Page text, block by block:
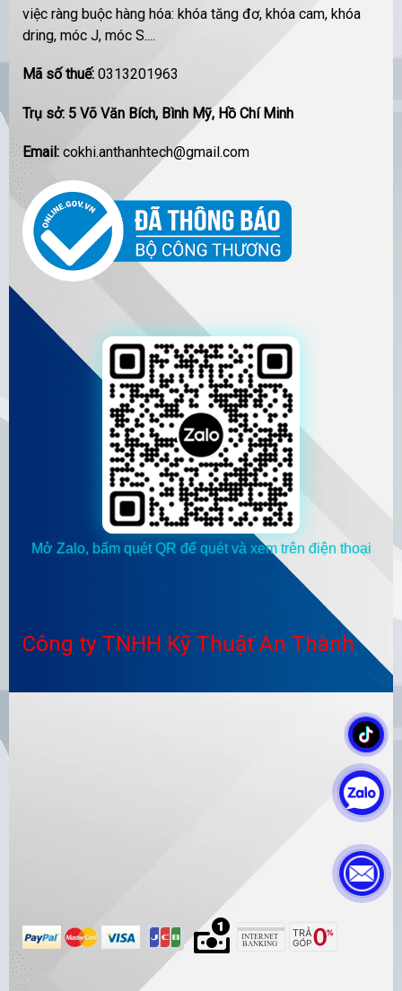
việc ràng buộc hàng hóa: khóa tăng đơ, khóa cam, khóa
dring, móc J, móc S....
Mã số thuế: 0313201963
Trụ sở: 5 Võ Văn Bích, Bình Mỹ, Hồ Chí Minh
Email: cokhi.anthanhtech@gmail.com
Mở Zalo, bấm quét QR để quét và xem trên điện thoại
Công ty TNHH Kỹ Thuật An Thành